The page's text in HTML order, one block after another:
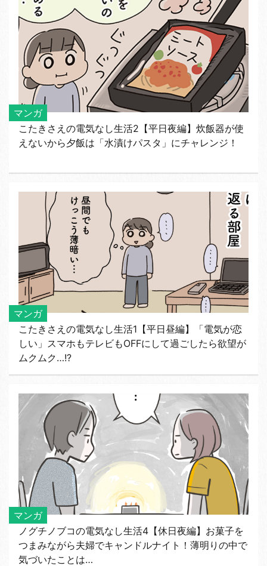
マンガ
こたきさえの電気なし生活2【平日夜編】炊飯器が使
えないから夕飯は「水漬けパスタ」にチャレンジ！
マンガ
こたきさえの電気なし生活1【平日昼編】「電気が恋
しい」スマホもテレビもOFFにして過ごしたら欲望が
ムクムク…!?
マンガ
ノグチノブコの電気なし生活4【休日夜編】お菓子を
つまみながら夫婦でキャンドルナイト！薄明りの中で
気づいたことは…